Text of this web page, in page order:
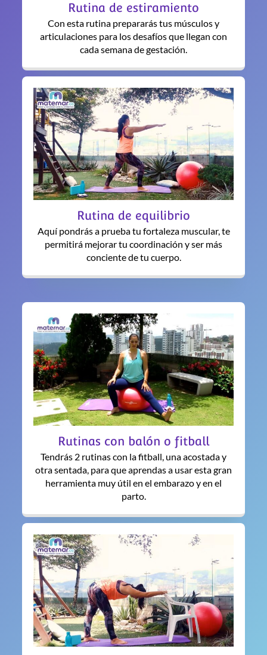
Rutina de estiramiento
Con esta rutina prepararás tus músculos y
articulaciones para los desafíos que llegan con
cada semana de gestación.
Rutina de equilibrio
Aquí pondrás a prueba tu fortaleza muscular, te
permitirá mejorar tu coordinación y ser más
conciente de tu cuerpo.
Rutinas con balón o fitball
Tendrás 2 rutinas con la fitball, una acostada y
otra sentada, para que aprendas a usar esta gran
herramienta muy útil en el embarazo y en el
parto.